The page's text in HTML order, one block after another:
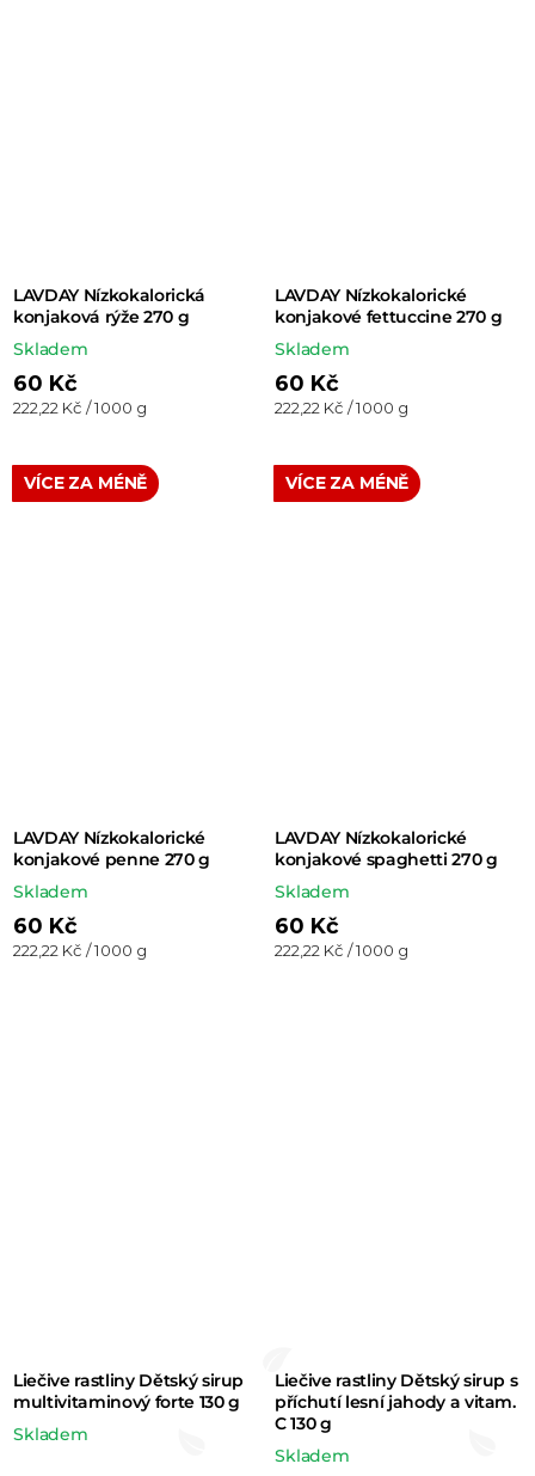
LAVDAY Nízkokalorická
konjaková rýže 270 g
Skladem
60 Kč
Měrná
222,22 Kč / 1000 g
LAVDAY Nízkokalorické
konjakové fettuccine 270 g
Skladem
60 Kč
Měrná
222,22 Kč / 1000 g
VÍCE ZA MÉNĚ
LAVDAY Nízkokalorické
konjakové penne 270 g
Skladem
60 Kč
Měrná
222,22 Kč / 1000 g
VÍCE ZA MÉNĚ
LAVDAY Nízkokalorické
konjakové spaghetti 270 g
Skladem
60 Kč
Měrná
222,22 Kč / 1000 g
Liečive rastliny Dětský sirup
multivitaminový forte 130 g
Skladem
Liečive rastliny Dětský sirup s
příchutí lesní jahody a vitam.
C 130 g
Skladem